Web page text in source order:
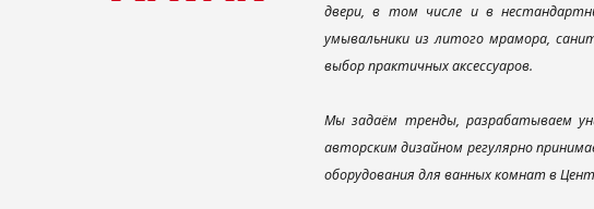
двери, в том числе и в
умывальники из литого мрамора,
выбор практичных аксессуаров.
Мы задаём тренды, разрабатываем
авторским дизайном регулярно
оборудования для ванных комнат в